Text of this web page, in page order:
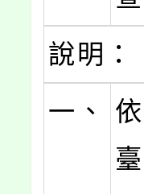
說明：
一、